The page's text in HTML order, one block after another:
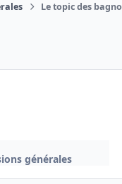
Le topic des
générales